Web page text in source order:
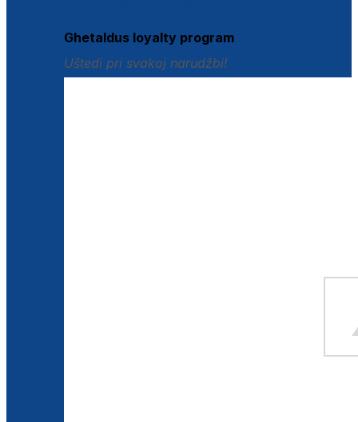
Ghetaldus loyalty program
Uštedi pri svakoj narudžbi!